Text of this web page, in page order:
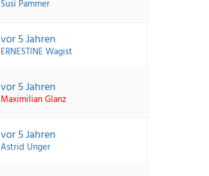
Susi Pammer
vor 5 Jahren
ERNESTINE Wagist
vor 5 Jahren
Maximilian Glanz
vor 5 Jahren
Astrid Unger